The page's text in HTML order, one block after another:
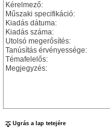
Kérelmező:
Műszaki specifikáció:
Kiadás dátuma:
Kiadás száma:
Utolsó megerősítés:
Tanúsítás érvényessége:
Témafelelős:
Megjegyzés:
Ugrás a lap tetejére